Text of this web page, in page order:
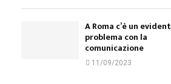
A Roma c’è un
problema con la
comunicazione
11/09/2023